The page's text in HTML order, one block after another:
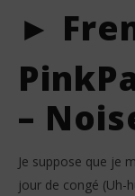
►
–
Je suppose que je
jour de congé (Uh-